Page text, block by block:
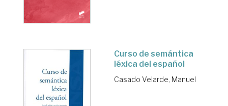
Curso de semántica
léxica del español
Casado Velarde, Manuel